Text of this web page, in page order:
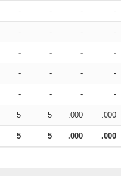
- - - -
- - - -
- - - -
- - - -
- - - -
5 5 .000 .000
5 5 .000 .000